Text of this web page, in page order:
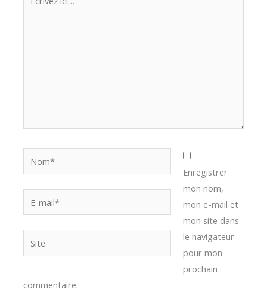
mail*
Enregistrer
mon nom,
mon e-mail et
mon site dans
le navigateur
pour mon
prochain
commentaire.